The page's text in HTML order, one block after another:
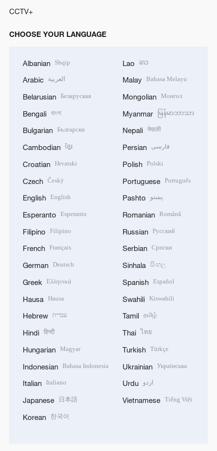
CCTV+
CHOOSE YOUR LANGUAGE
Albanian Shqip
Arabic العربية
Belarusian Беларуская
Bengali বাংলা
Bulgarian Български
Cambodian ខ្មែរ
Croatian Hrvatski
Czech Český
English English
Esperanto Esperanto
Filipino Filipino
French Français
German Deutsch
Greek Ελληνικά
Hausa Hausa
Hebrew עברית
Hindi हिन्दी
Hungarian Magyar
Indonesian Bahasa Indonesia
Italian Italiano
Japanese 日本語
Korean 한국어
Lao ລາວ
Malay Bahasa Melayu
Mongolian Монгол
Myanmar မြန်မာဘာသာ
Nepali नेपाली
Persian فارسی
Polish Polski
Portuguese Português
Pashto پښتو
Romanian Română
Russian Русский
Serbian Српски
Sinhala සිංහල
Spanish Español
Swahili Kiswahili
Tamil தமிழ்
Thai ไทย
Turkish Türkçe
Ukrainian Українська
Urdu اردو
Vietnamese Tiếng Việt